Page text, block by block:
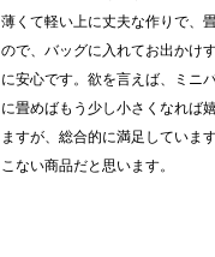
薄くて軽い上に丈夫な作りで、
ので、バッグに入れてお出かけ
に安心です。欲を言えば、ミニ
に畳めばもう少し小さくなれば
ますが、総合的に満足していま
こない商品だと思います。